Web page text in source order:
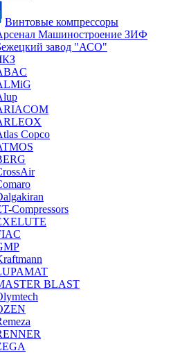
Винтовые компрессоры
Машиностроение ЗИФ
завод "АСО"
Copco
Compressors
BLAST